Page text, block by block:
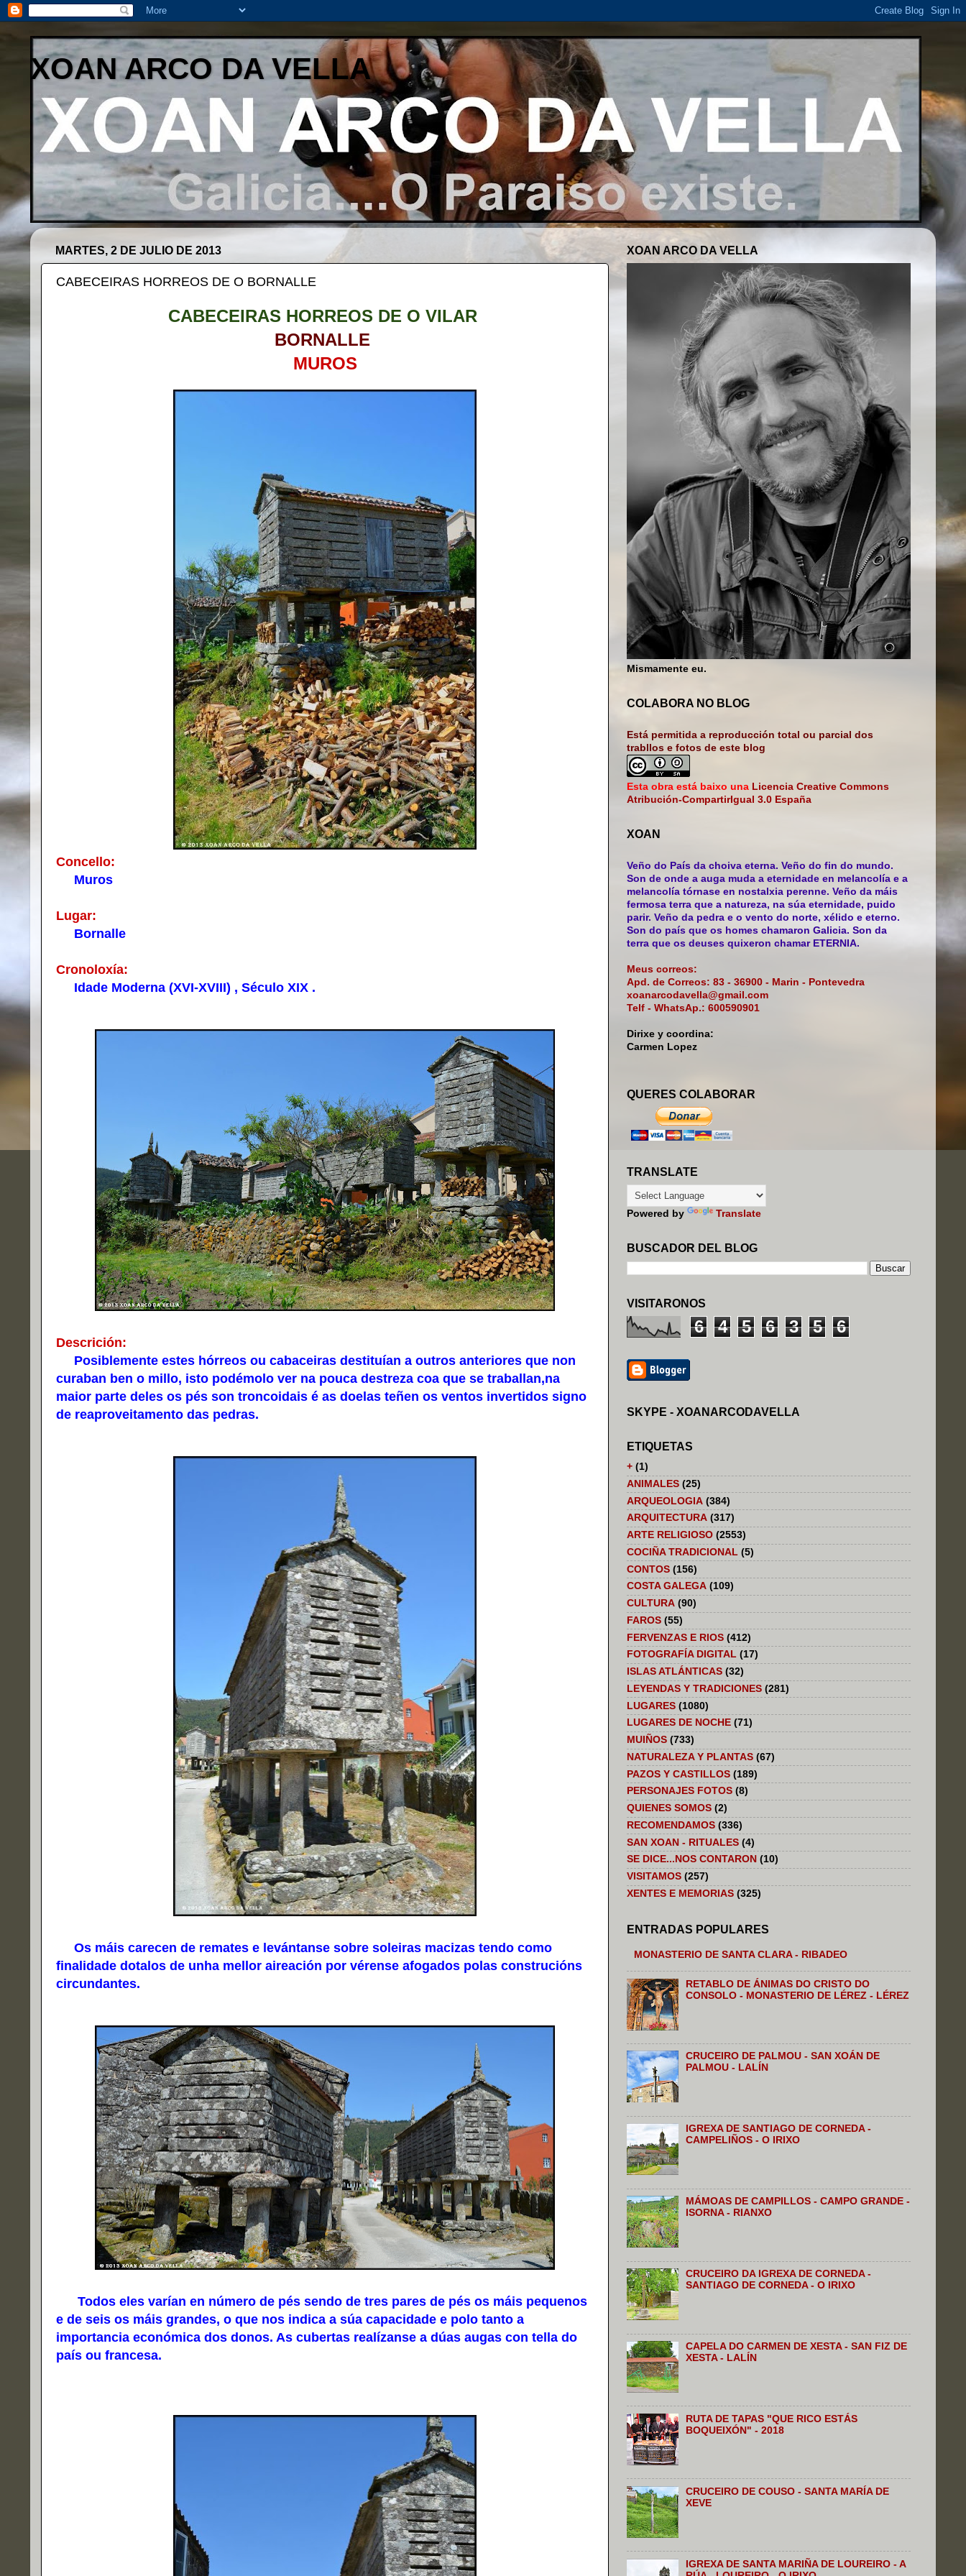
XOAN ARCO DA VELLA
MARTES, 2 DE JULIO DE 2013
CABECEIRAS HORREOS DE O BORNALLE
CABECEIRAS HORREOS DE O VILAR
BORNALLE
MUROS
Concello:
Muros
Lugar:
Bornalle
Cronoloxía:
Idade Moderna (XVI-XVIII) , Século XIX .
Descrición:
Posiblemente estes hórreos ou cabaceiras destituían a outros anteriores que non
curaban ben o millo, isto podémolo ver na pouca destreza coa que se traballan,na
maior parte deles os pés son troncoidais é as doelas teñen os ventos invertidos signo
de reaproveitamento das pedras.
Os máis carecen de remates e levántanse sobre soleiras macizas tendo como
finalidade dotalos de unha mellor aireación por vérense afogados polas construcións
circundantes.
Todos eles varían en número de pés sendo de tres pares de pés os máis pequenos
e de seis os máis grandes, o que nos indica a súa capacidade e polo tanto a
importancia económica dos donos. As cubertas realízanse a dúas augas con tella do
país ou francesa.
XOAN ARCO DA VELLA
Mismamente eu.
COLABORA NO BLOG
Está permitida a reproducción total ou parcial dos
trabllos e fotos de este blog
Esta obra está baixo una Licencia Creative Commons
Atribución-CompartirIgual 3.0 España
XOAN
Veño do País da choiva eterna. Veño do fin do mundo.
Son de onde a auga muda a eternidade en melancolía e a
melancolía tórnase en nostalxia perenne. Veño da máis
fermosa terra que a natureza, na súa eternidade, puido
parir. Veño da pedra e o vento do norte, xélido e eterno.
Son do país que os homes chamaron Galicia. Son da
terra que os deuses quixeron chamar ETERNIA.
Meus correos:
Apd. de Correos: 83 - 36900 - Marin - Pontevedra
xoanarcodavella@gmail.com
Telf - WhatsAp.: 600590901
Dirixe y coordina:
Carmen Lopez
QUERES COLABORAR
TRANSLATE
Powered by Translate
BUSCADOR DEL BLOG
VISITARONOS
6 4 5 6 3 5 6
SKYPE - XOANARCODAVELLA
ETIQUETAS
+ (1)
ANIMALES (25)
ARQUEOLOGIA (384)
ARQUITECTURA (317)
ARTE RELIGIOSO (2553)
COCIÑA TRADICIONAL (5)
CONTOS (156)
COSTA GALEGA (109)
CULTURA (90)
FAROS (55)
FERVENZAS E RIOS (412)
FOTOGRAFÍA DIGITAL (17)
ISLAS ATLÁNTICAS (32)
LEYENDAS Y TRADICIONES (281)
LUGARES (1080)
LUGARES DE NOCHE (71)
MUIÑOS (733)
NATURALEZA Y PLANTAS (67)
PAZOS Y CASTILLOS (189)
PERSONAJES FOTOS (8)
QUIENES SOMOS (2)
RECOMENDAMOS (336)
SAN XOAN - RITUALES (4)
SE DICE...NOS CONTARON (10)
VISITAMOS (257)
XENTES E MEMORIAS (325)
ENTRADAS POPULARES
MONASTERIO DE SANTA CLARA - RIBADEO
RETABLO DE ÁNIMAS DO CRISTO DO
CONSOLO - MONASTERIO DE LÉREZ - LÉREZ
CRUCEIRO DE PALMOU - SAN XOÁN DE
PALMOU - LALÍN
IGREXA DE SANTIAGO DE CORNEDA -
CAMPELIÑOS - O IRIXO
MÁMOAS DE CAMPILLOS - CAMPO GRANDE -
ISORNA - RIANXO
CRUCEIRO DA IGREXA DE CORNEDA -
SANTIAGO DE CORNEDA - O IRIXO
CAPELA DO CARMEN DE XESTA - SAN FIZ DE
XESTA - LALÍN
RUTA DE TAPAS "QUE RICO ESTÁS
BOQUEIXÓN" - 2018
CRUCEIRO DE COUSO - SANTA MARÍA DE
XEVE
IGREXA DE SANTA MARIÑA DE LOUREIRO - A